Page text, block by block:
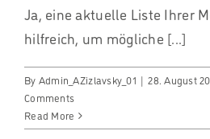
Ja, eine aktuelle Liste Ihrer
hilfreich, um mögliche [...]
By Admin_AZizlavsky_01 | 28. August
Comments
Read More